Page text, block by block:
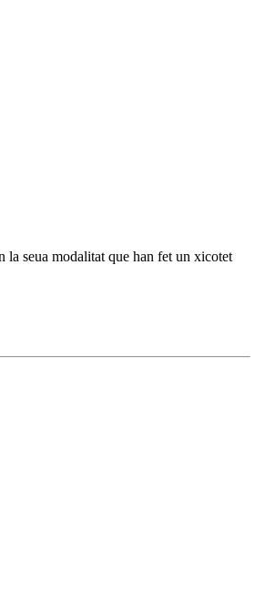
la seua modalitat que han fet un xicotet